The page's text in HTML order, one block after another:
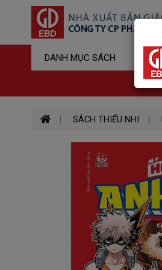
DANH MỤC SÁCH
SÁCH THIẾU NHI